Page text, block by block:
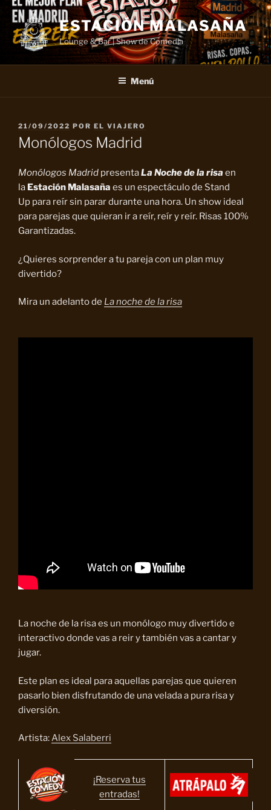
Saltar
contenido
ESTACIÓN MALASAÑA
Lounge & Bar | Show de Comedia
Menú
PUBLICADO
EL
21/09/2022 POR EL VIAJERO
Monólogos Madrid
Monólogos Madrid presentaLa Noche de la risa en
la Estación Malasaña es un espectáculo de Stand
Up para reír sin parar durante una hora. Un show ideal
para parejas que quieran ir a reír, reír y reír. Risas 100%
Garantizadas.
¿Quieres sorprender a tu pareja con un plan muy
divertido?
Mira un adelanto de La noche de la risa
La noche de la risa es un monólogo muy divertido e
interactivo donde vas a reir y también vas a cantar y
jugar.
Este plan es ideal para aquellas parejas que quieren
pasarlo bien disfrutando de una velada a pura risa y
diversión.
Artista:Alex Salaberri
¡Reserva tus
entradas!